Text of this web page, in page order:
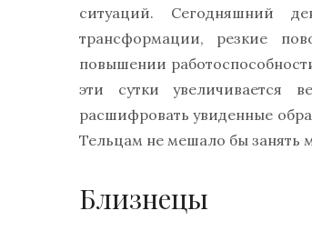
ситуаций. Сегодняшний
трансформации, резкие
повышении
эти сутки увеличивается
расшифровать увиденные
Тельцам не мешало бы
Близнецы